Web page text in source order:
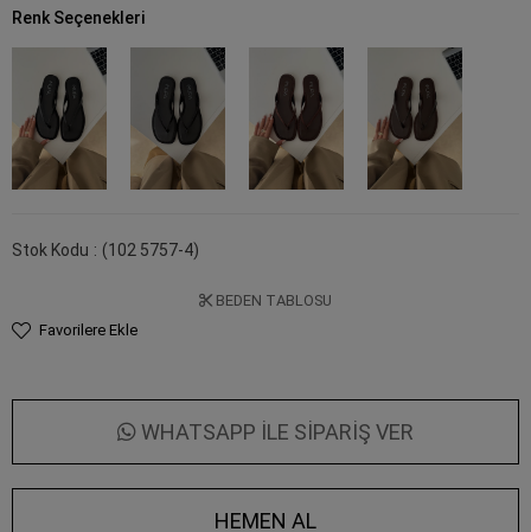
Renk Seçenekleri
Stok Kodu (102 5757-4)
BEDEN TABLOSU
Favorilere Ekle
WHATSAPP İLE SİPARİŞ VER